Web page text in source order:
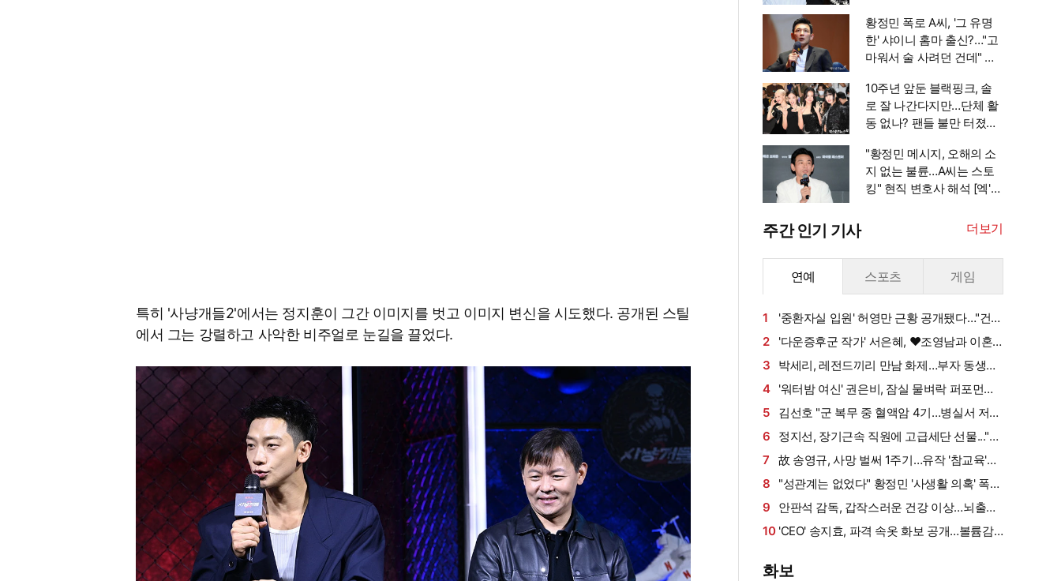
특히 '사냥개들2'에서는 정지훈이 그간 이미지를 벗고 이미지 변신을 시도했다. 공개된 스틸
에서 그는 강렬하고 사악한 비주얼로 눈길을 끌었다.
황정민 폭로 A씨, '그 유명
한' 샤이니 홈마 출신?…"고
마워서 술 사려던 건데" 침
10주년 앞둔 블랙핑크, 솔
로 잘 나간다지만…단체 활
동 없나? 팬들 불만 터졌다
"황정민 메시지, 오해의 소
지 없는 불륜…A씨는 스토
킹" 현직 변호사 해석 [엑's
주간 인기 기사 더보기
연예 스포츠 게임
1
'중환자실 입원' 허영만 근황 공개됐다…"건강
회복 위해 노력 중" [엑's 이슈]
2
'다운증후군 작가' 서은혜, ♥조영남과 이혼
설 확산에 결국 입 열었다
3
박세리, 레전드끼리 만남 화제…부자 동생에
게 밥 샀다가 '반전'
4
'워터밤 여신' 권은비, 잠실 물벼락 퍼포먼스
'후끈'…두산 승리요정 등극
5
김선호 "군 복무 중 혈액암 4기…병실서 저만
살아남았다" (내 남은 연애)
6
정지선, 장기근속 직원에 고급세단 선물..."차
부담되면 명품백도 가능" (사당귀)[전일야화]
7
故 송영규, 사망 벌써 1주기…유작 '참교육'서
묵직한 존재감
8
"성관계는 없었다" 황정민 '사생활 의혹' 폭로
자, 만남 경위 공개
9
안판석 감독, 갑작스러운 건강 이상…뇌출혈
로 쓰러져
10 'CEO' 송지효, 파격 속옷 화보 공개…볼륨감·
화보